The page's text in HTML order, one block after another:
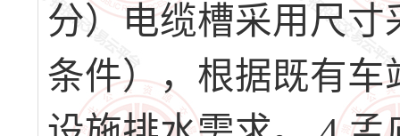
分）电缆槽采用尺寸
条件），根据既有